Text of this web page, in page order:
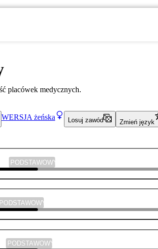
placówek medycznych.
WERSJA żeńska Losuj zawód Zmień język
PODSTAWOWY
PODSTAWOWY
PODSTAWOWY